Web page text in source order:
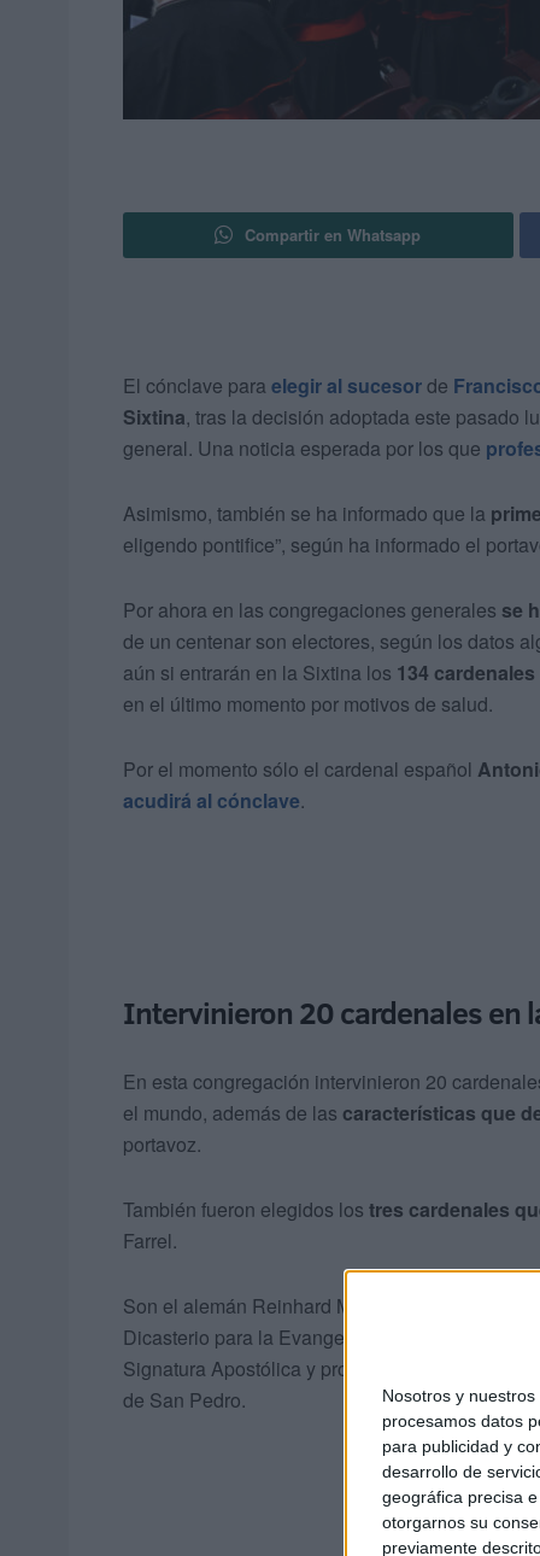
Nosotros y nuestros
procesamos datos
para publicidad y
desarrollo de
geográfica precisa
otorgarnos su
previamente
Compartir en Whatsapp
El cónclave para elegir al sucesorde
Sixtina, tras la decisión adoptada este pasado
general. Una noticia esperada por los que
Asimismo, también se ha informado que la
eligendo pontifice”, según ha informado el
Por ahora en las congregaciones generales se
de un centenar son electores, según los datos
aún si entrarán en la Sixtina los 134
en el último momento por motivos de salud.
Por el momento sólo el cardenal español
acudirá al cónclave.
Intervinieron 20 cardenales en
En esta congregación intervinieron 20
el mundo, además de las características que
portavoz.
También fueron elegidos los tres cardenales
Farrel.
Son el alemán Reinhard Marx, arzobispo de
Dicasterio para la Evangelización, y el francés
Signatura Apostólica y protodiácono, quien
se
de San Pedro.